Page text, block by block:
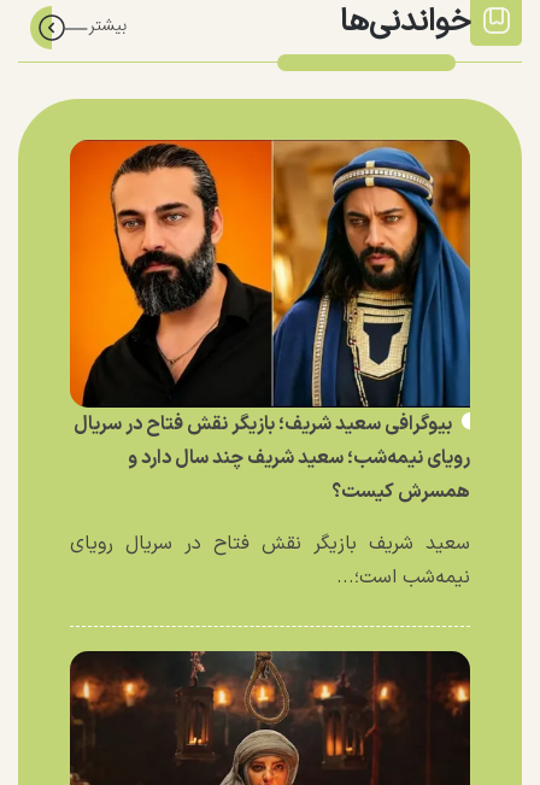
خواندنی‌ها
بیوگرافی سعید شریف؛ بازیگر نقش فتاح در سریال
رویای نیمه‌شب؛ سعید شریف چند سال دارد و
همسرش کیست؟
سعید شریف بازیگر نقش فتاح در سریال رویای
نیمه‌شب است؛...